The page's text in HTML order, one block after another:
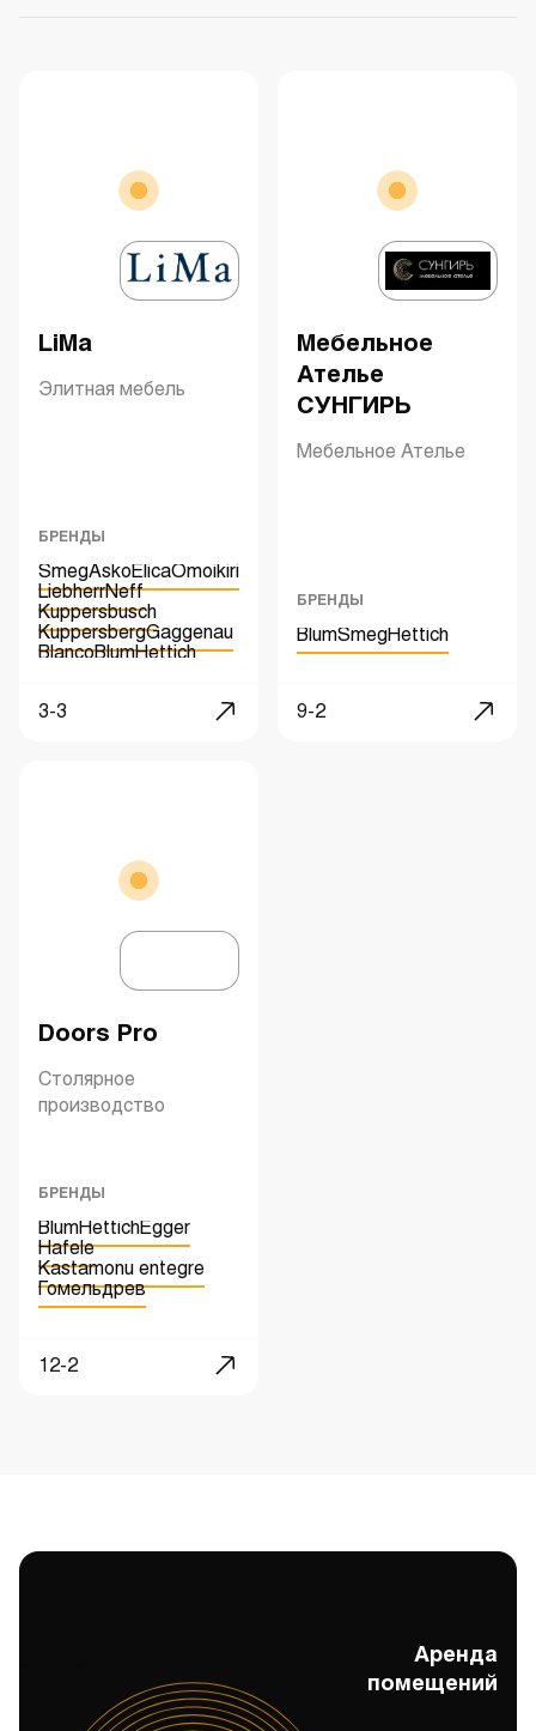
LiMa
Элитная мебель
БРЕНДЫ
SmegAsko ElicaOmoikiri
LiebherrNeff
Kuppersbusch
KuppersbergGaggenau
BlancoBlumHettich
3-3
Мебельное
Ателье
СУНГИРЬ
Мебельное Ателье
БРЕНДЫ
BlumSmegHettich
9-2
Doors Pro
Столярное
производство
БРЕНДЫ
BlumHettichEgger
Hafele
Kastamonu entegre
Гомельдрев
12-2
Аренда
помещений